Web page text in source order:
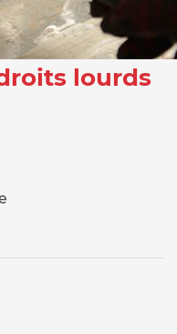
lourds